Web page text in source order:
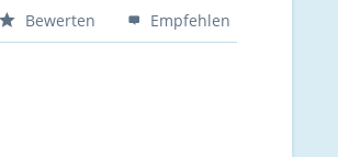
Bewerten Empfehlen